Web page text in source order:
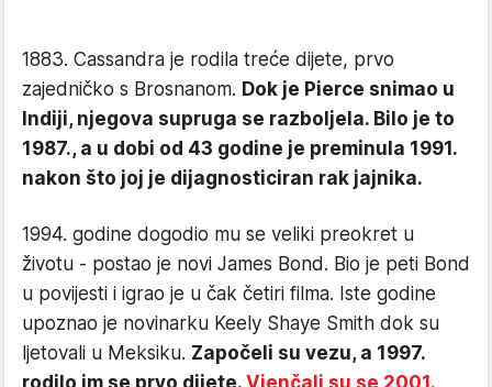
1883. Cassandra je rodila treće dijete, prvo
zajedničko s Brosnanom. Dok je Pierce snimao u
Indiji, njegova supruga se razboljela. Bilo je to
1987., a u dobi od 43 godine je preminula 1991.
nakon što joj je dijagnosticiran rak jajnika.
1994. godine dogodio mu se veliki preokret u
životu - postao je novi James Bond. Bio je peti Bond
u povijesti i igrao je u čak četiri filma. Iste godine
upoznao je novinarku Keely Shaye Smith dok su
ljetovali u Meksiku. Započeli su vezu, a 1997.
rodilo im se prvo dijete. Vjenčali su se 2001.,